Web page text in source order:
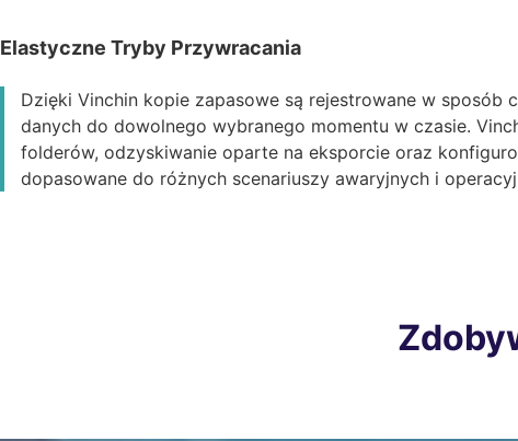
Elastyczne Tryby Przywracania
Dzięki Vinchin kopie zapasowe są rejestrowane w
danych do dowolnego wybranego momentu w czasie.
folderów, odzyskiwanie oparte na eksporcie oraz
dopasowane do różnych scenariuszy awaryjnych i